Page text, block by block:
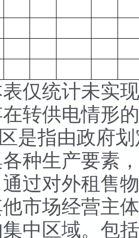
仅统计未实
转供电情形
是指由政府
种生产要素
过对外租售
市场经营主
中区域。包